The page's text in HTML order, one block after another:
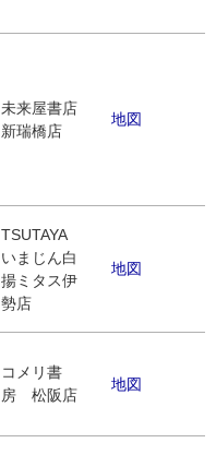
未来屋書店
新瑞橋店
地図
TSUTAYA
いまじん白
揚ミタス伊
勢店
地図
コメリ書
房 松阪店
地図